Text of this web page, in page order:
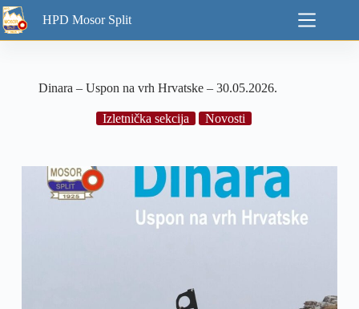
Skip
to
content
HPD Mosor Split
Dinara – Uspon na vrh Hrvatske – 30.05.2026.
Izletnička sekcija Novosti